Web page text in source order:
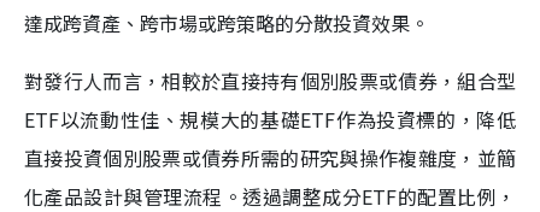
達成跨資產、跨市場或跨策略的分散投資效果。
對發行人而言，相較於直接持有個別股票或債券，組合型
ETF以流動性佳、規模大的基礎ETF作為投資標的，降低
直接投資個別股票或債券所需的研究與操作複雜度，並簡
化產品設計與管理流程。透過調整成分ETF的配置比例，